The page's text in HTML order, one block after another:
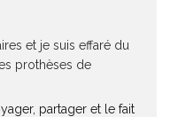
et je suis effaré du
prothèses de
partager et le fait